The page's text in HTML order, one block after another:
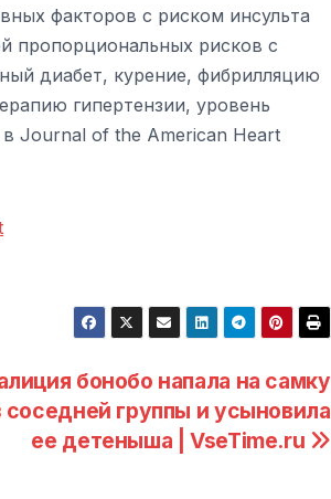
факторов с риском инсульта
пропорциональных рисков с
диабет, курение, фибрилляцию
гипертензии, уровень
Journal of the American Heart
бонобо напала на самку
соседней группы и усыновила
ее детеныша | VseTime.ru